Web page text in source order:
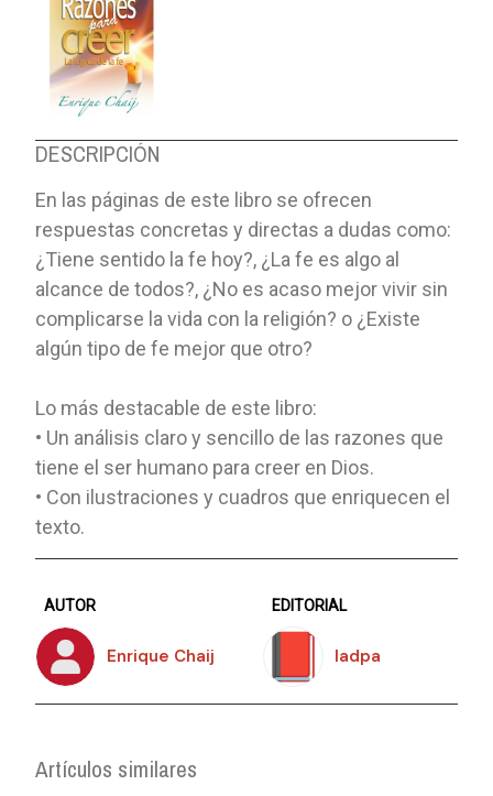
DESCRIPCIÓN
En las páginas de este libro se ofrecen
respuestas concretas y directas a dudas como:
¿Tiene sentido la fe hoy?, ¿La fe es algo al
alcance de todos?, ¿No es acaso mejor vivir sin
complicarse la vida con la religión? o ¿Existe
algún tipo de fe mejor que otro?
Lo más destacable de este libro:
• Un análisis claro y sencillo de las razones que
tiene el ser humano para creer en Dios.
• Con ilustraciones y cuadros que enriquecen el
texto.
AUTOR
Enrique Chaij
EDITORIAL
Iadpa
Artículos similares